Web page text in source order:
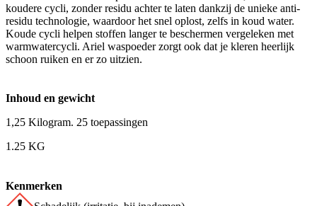
koudere cycli, zonder residu achter te laten dankzij de unieke anti-
residu technologie, waardoor het snel oplost, zelfs in koud water.
Koude cycli helpen stoffen langer te beschermen vergeleken met
warmwatercycli. Ariel waspoeder zorgt ook dat je kleren heerlijk
schoon ruiken en er zo uitzien.
Inhoud en gewicht
1,25 Kilogram. 25 toepassingen
1.25 KG
Kenmerken